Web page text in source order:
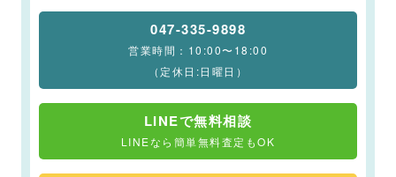
047-335-9898
営業時間：10:00〜18:00
（定休日:日曜日）
LINEで無料相談
LINEなら簡単無料査定もOK